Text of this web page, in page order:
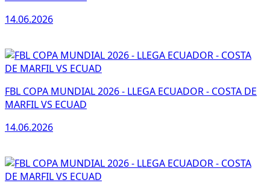
14.06.2026
FBL COPA MUNDIAL 2026 - LLEGA ECUADOR - COSTA DE
MARFIL VS ECUAD
14.06.2026